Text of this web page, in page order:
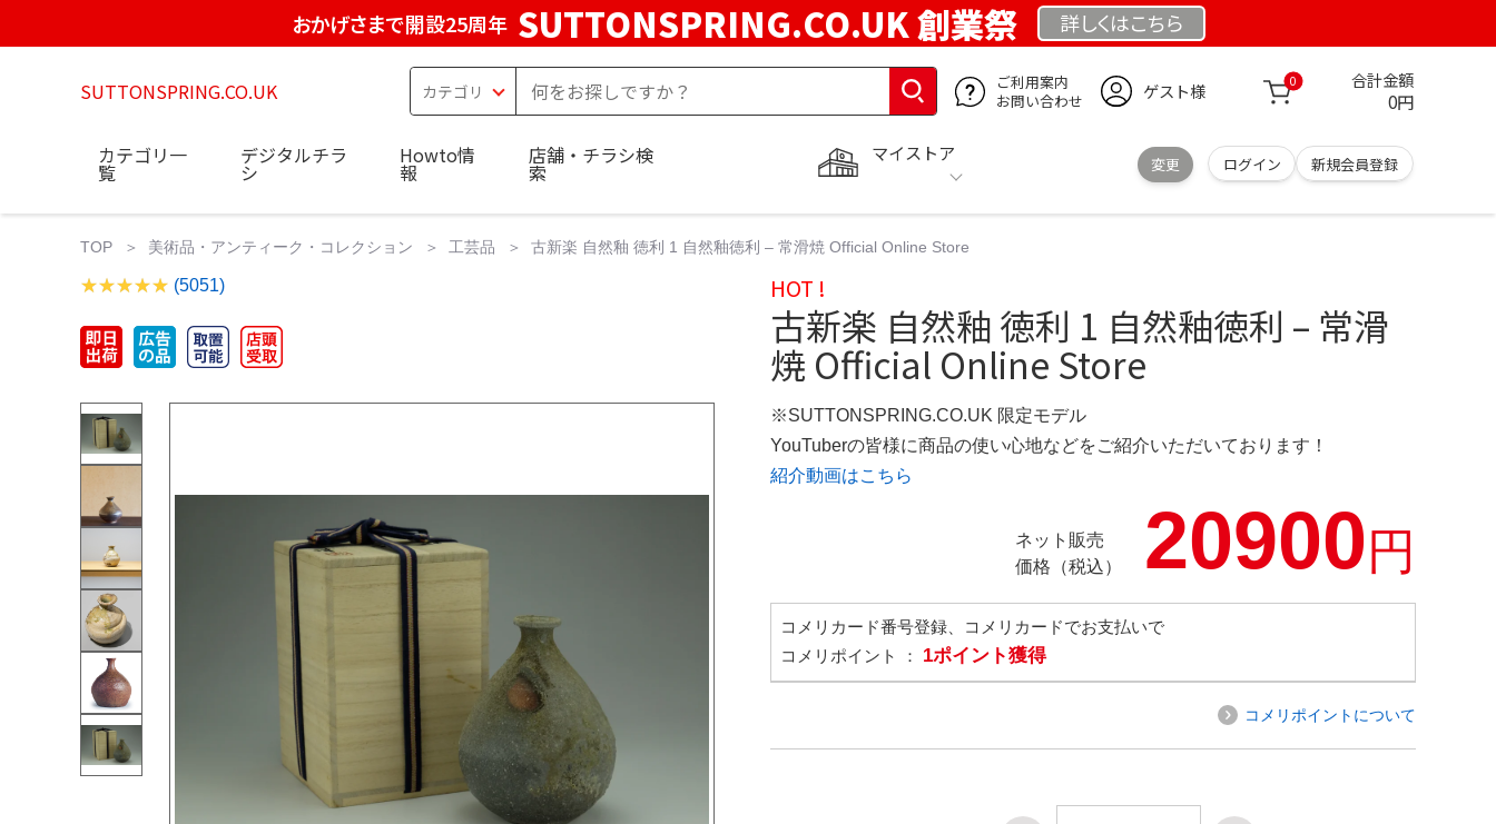
おかげさまで開設25周年 SUTTONSPRING.CO.UK 創業祭 詳しくはこちら
SUTTONSPRING.CO.UK
ご利用案内
お問い合わせ
ゲスト様 0 合計金額
0円
マイストア
変更 ログイン 新規会員登録
カテゴリ一
覧
デジタルチラ
シ
Howto情
報
店舗・チラシ検
索
TOP 美術品・アンティーク・コレクション 工芸品 古新楽 自然釉 徳利 1 自然釉徳利 – 常滑焼 Official Online Store
(5051) HOT !
古新楽 自然釉 徳利 1 自然釉徳利 – 常滑
焼 Official Online Store
※SUTTONSPRING.CO.UK 限定モデル
YouTuberの皆様に商品の使い心地などをご紹介いただいております！
紹介動画はこちら
ネット販売
価格（税込）
20900円
コメリカード番号登録、コメリカードでお支払いで
コメリポイント ： 1ポイント獲得
コメリポイントについて